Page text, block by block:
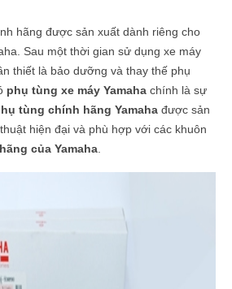
hãng được sản xuất dành riêng cho
Sau một thời gian sử dụng xe máy
thiết là bảo dưỡng và thay thế phụ
phụ tùng xe máy Yamaha chính là sự
tùng chính hãng Yamaha được sản
hiện đại và phù hợp với các khuôn
của Yamaha